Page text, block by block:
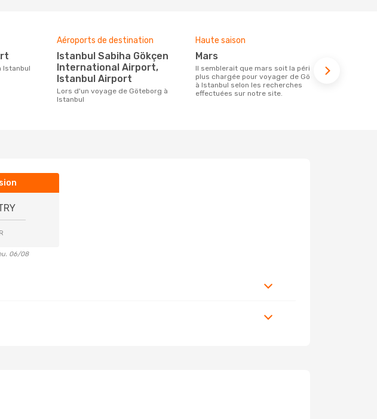
Istanbul
Aéroports de destination
Istanbul Sabiha Gökçen
International Airport,
Istanbul Airport
Lors d'un voyage de Göteborg à
Istanbul
Haute saison
mars
Il semblerait que mars soit la période la
plus chargée pour voyager de Göteborg
à Istanbul selon les recherches
effectuées sur notre site.
06/08